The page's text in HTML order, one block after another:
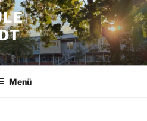
Menü